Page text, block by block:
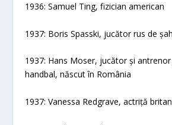
1936: Samuel Ting, fizician american
1937: Boris Spasski, jucător rus de șah
1937: Hans Moser, jucător și
handbal, născut în România
1937: Vanessa Redgrave, actriță